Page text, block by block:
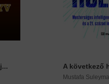
A következő
Mustafa